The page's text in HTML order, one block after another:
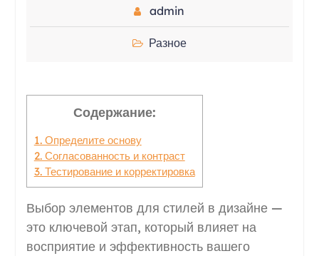
admin
Разное
Содержание:
1. Определите основу
2. Согласованность и контраст
3. Тестирование и корректировка
Выбор элементов для стилей в дизайне —
это ключевой этап, который влияет на
восприятие и эффективность вашего